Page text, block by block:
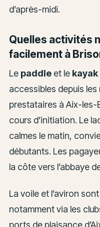
d’après-midi.
Quelles activités
facilement à
Le paddleet le kayak
accessibles depuis les
prestataires à Aix-
cours d’initiation. Le
calmes le matin,
débutants. Les
la côte vers l’abbaye
La voile et l’aviron
notamment via les
ports de plaisance